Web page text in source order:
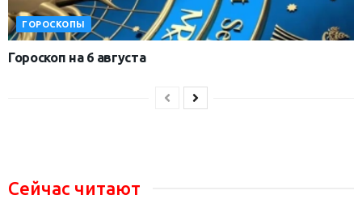
ГОРОСКОПЫ
Гороскоп на 6 августа
Сейчас читают